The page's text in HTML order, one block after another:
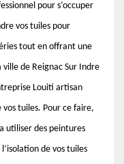
pour s’occuper
vos tuiles pour
tout en offrant une
ville de Reignac Sur Indre
Louiti artisan
tuiles. Pour ce faire,
utiliser des peintures
de vos tuiles